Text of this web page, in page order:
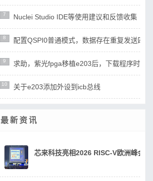
7 Nuclei Studio IDE等使用建议和反馈收集
8 配置QSPI0普通模式，数据存在重复发送四
9 求助，紫光fpga移植e203后，下载程序时
10 关于e203添加外设到icb总线
最新资讯
芯来科技亮相2026 RISC-V欧洲峰会